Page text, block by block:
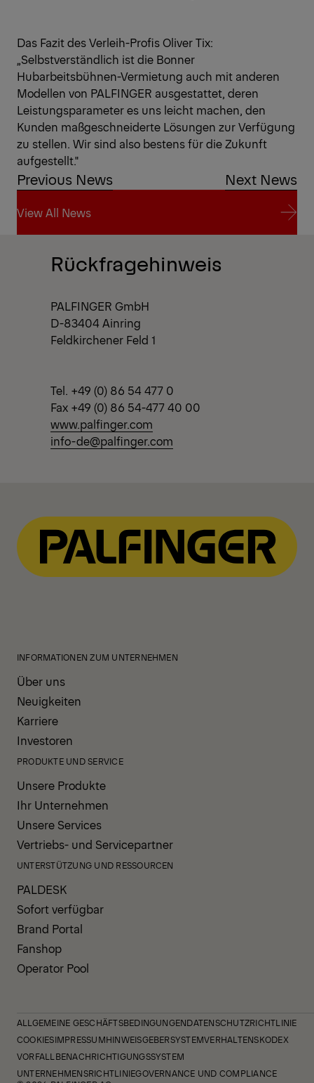
Das Fazit des Verleih-Profis Oliver Tix:
„Selbstverständlich ist die Bonner
Hubarbeitsbühnen-Vermietung auch mit anderen
Modellen von PALFINGER ausgestattet, deren
Leistungsparameter es uns leicht machen, den
Kunden maßgeschneiderte Lösungen zur Verfügung
zu stellen. Wir sind also bestens für die Zukunft
aufgestellt."
Previous News Next News
View All News
View All News
Rückfragehinweis
PALFINGER GmbH
D-83404 Ainring
Feldkirchener Feld 1
Tel. +49 (0) 86 54 477 0
Fax +49 (0) 86 54-477 40 00
www.palfinger.com
info-de@palfinger.com
INFORMATIONEN ZUM UNTERNEHMEN
Über uns
Neuigkeiten
Karriere
Investoren
PRODUKTE UND SERVICE
Unsere Produkte
Ihr Unternehmen
Unsere Services
Vertriebs- und Servicepartner
UNTERSTÜTZUNG UND RESSOURCEN
PALDESK
Sofort verfügbar
Brand Portal
Fanshop
Operator Pool
ALLGEMEINE GESCHÄFTSBEDINGUNGENDATENSCHUTZRICHTLINIE
COOKIESIMPRESSUMHINWEISGEBERSYSTEMVERHALTENSKODEX
VORFALLBENACHRICHTIGUNGSSYSTEM
UNTERNEHMENSRICHTLINIEGOVERNANCE UND COMPLIANCE